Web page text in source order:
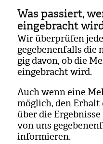
Was passiert,
eingebracht
Wir über­prü­fen
gege­be­nen­falls
gig davon, ob die
ein­ge­bracht wird.
Auch wenn eine
mög­lich, den
über die
von uns
infor­mie­ren.